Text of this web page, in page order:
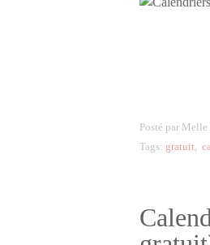
Posté par
Tags: gratuit,